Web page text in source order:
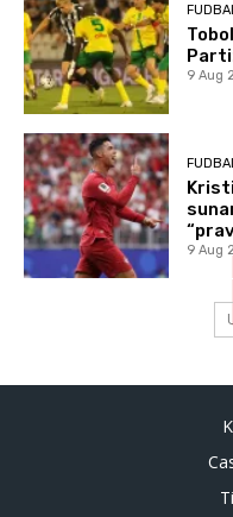
9 Aug
9 Aug